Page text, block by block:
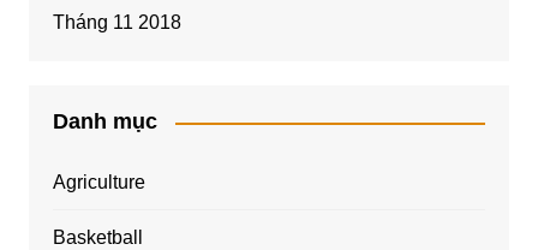
Tháng 11 2018
Danh mục
Agriculture
Basketball